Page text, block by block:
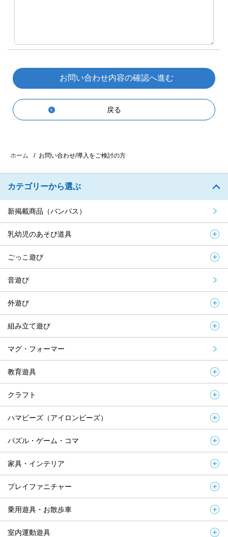
戻る
ホーム お問い合わせ/導入をご検討の方
カテゴリーから選ぶ
新掲載商品（バンパス）
乳幼児のあそび道具
ごっこ遊び
音遊び
外遊び
組み立て遊び
マグ・フォーマー
教育遊具
クラフト
ハマビーズ（アイロンビーズ）
パズル・ゲーム・コマ
家具・インテリア
プレイファニチャー
乗用遊具・お散歩車
室内運動遊具